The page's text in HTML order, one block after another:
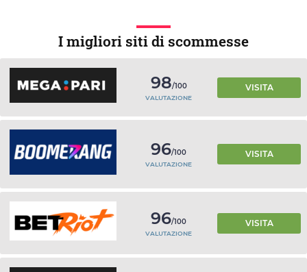
I migliori siti di scommesse
98/100
VALUTAZIONE
VISITA
96/100
VALUTAZIONE
VISITA
96/100
VALUTAZIONE
VISITA